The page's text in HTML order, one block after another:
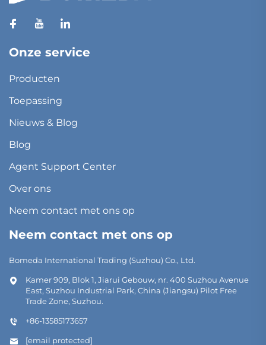
Onze service
Producten
Toepassing
Nieuws & Blog
Blog
Agent Support Center
Over ons
Neem contact met ons op
Neem contact met ons op
Bomeda International Trading (Suzhou) Co., Ltd.
Kamer 909, Blok 1, Jiarui Gebouw, nr. 400 Suzhou Avenue
East, Suzhou Industrial Park, China (Jiangsu) Pilot Free
Trade Zone, Suzhou.
+86-13585173657
[email protected]